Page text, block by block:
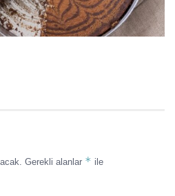
Gerekli alanlar * ile